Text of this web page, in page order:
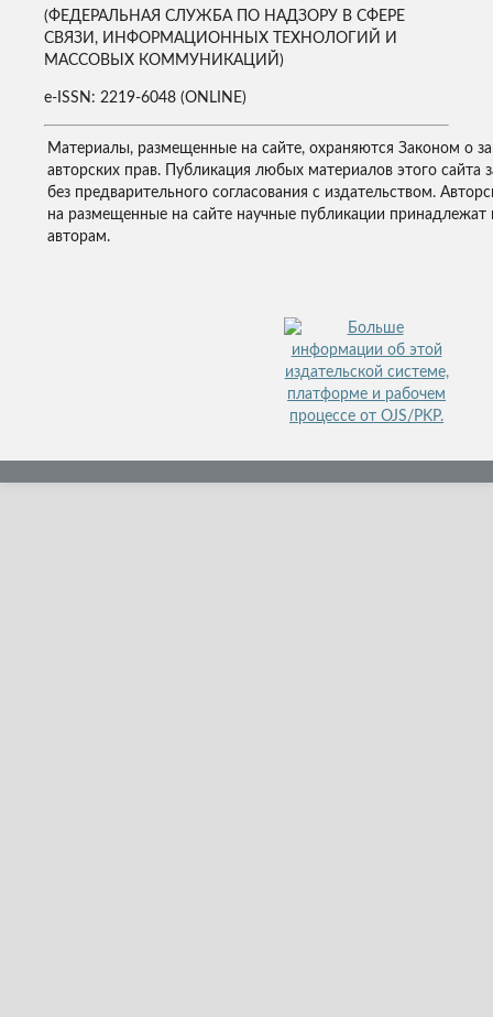
(ФЕДЕРАЛЬНАЯ СЛУЖБА ПО НАДЗОРУ В СФЕРЕ
СВЯЗИ, ИНФОРМАЦИОННЫХ ТЕХНОЛОГИЙ И
МАССОВЫХ КОММУНИКАЦИЙ)
e-ISSN: 2219-6048 (ONLINE)
Материалы, размещенные на сайте, охраняются Законом о
авторских прав. Публикация любых материалов этого сайта
без предварительного согласования с издательством.
на размещенные на сайте научные публикации принадлежат
авторам.